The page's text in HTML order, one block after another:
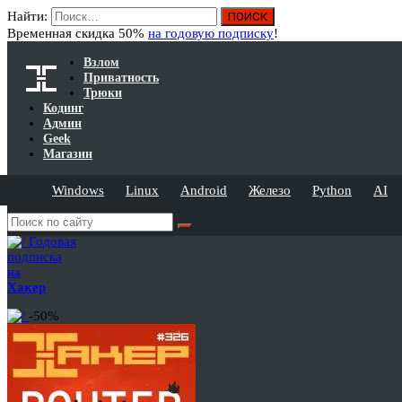
Найти:
Временная скидка 50% на годовую подписку!
Взлом
Приватность
Трюки
Кодинг
Админ
Geek
Магазин
Windows Linux Android Железо Python AI
Годовая
подписка
на
Хакер
-50%